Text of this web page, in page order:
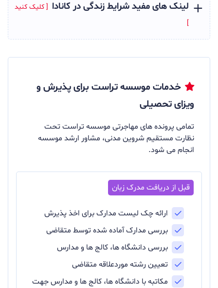
لینک های مفید شرایط زندگی در کانادا
خدمات موسسه تراست برای پذیرش و
ویزای تحصیلی
تمامی پرونده های مهاجرتی موسسه تراست تحت
نظارت مستقیم شروین مدنی، مشاور ارشد موسسه
انجام می شود.
ارائه چک لیست مدارک برای اخذ پذیرش
بررسی مدارک آماده شده توسط متقاضی
بررسی دانشگاه ها، کالج ها و مدارس
تعیین رشته موردعلاقه متقاضی
مکاتبه با دانشگاه ها، کالج ها و مدارس جهت